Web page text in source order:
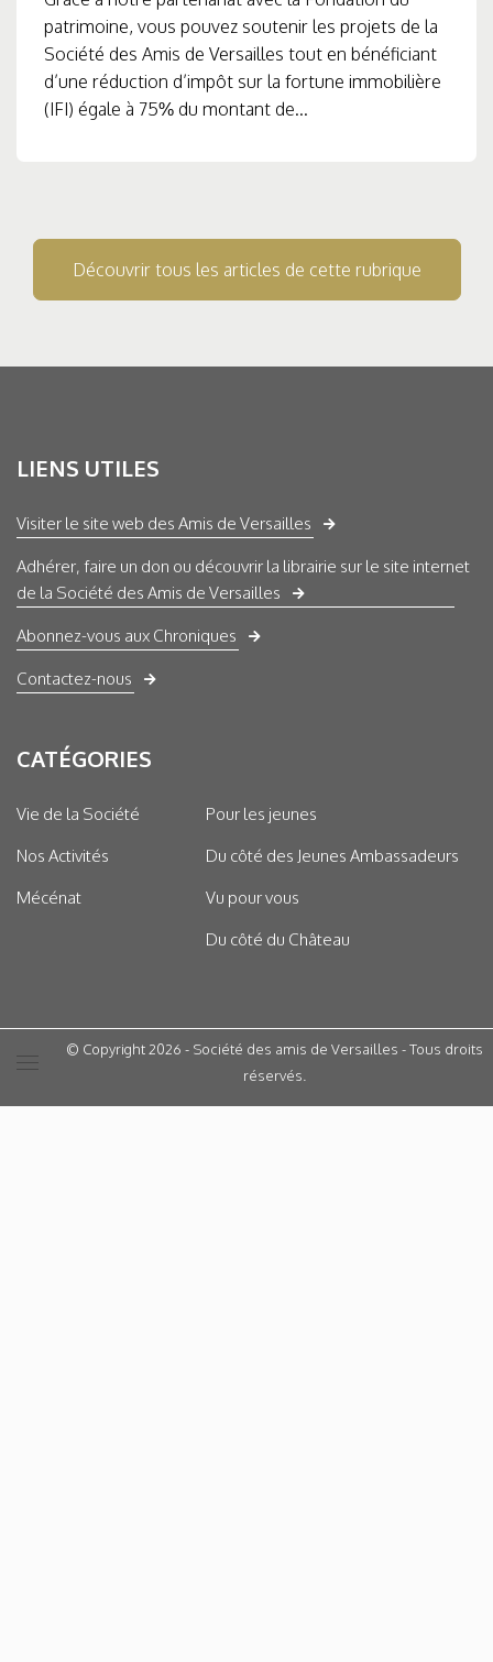
patrimoine, vous pouvez soutenir les projets de la
Société des Amis de Versailles tout en bénéficiant
d’une réduction d’impôt sur la fortune immobilière
(IFI) égale à 75% du montant de...
Découvrir tous les articles de cette rubrique
LIENS UTILES
Visiter le site web des Amis de Versailles
Adhérer, faire un don ou découvrir la librairie sur le site internet
de la Société des Amis de Versailles
Abonnez-vous aux Chroniques
Contactez-nous
CATÉGORIES
Vie de la Société
Nos Activités
Mécénat
Pour les jeunes
Du côté des Jeunes Ambassadeurs
Vu pour vous
Du côté du Château
© Copyright 2026 - Société des amis de Versailles - Tous droits
réservés.